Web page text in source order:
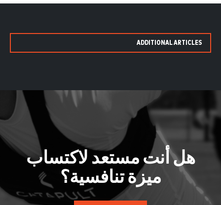
ADDITIONAL ARTICLES
هل أنت مستعد لاكتساب
ميزة تنافسية؟